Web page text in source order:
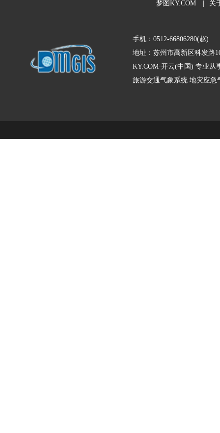
梦图KY.COM 关
手机：0512-66806280(赵)
地址：苏州市高新区科发路
KY.COM-开云(中国) 专业从
旅游交通气象系统 地灾应急